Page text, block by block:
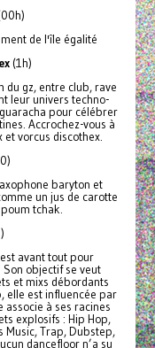
de l'île égalité
(1h)
du gz, entre club, rave
leur univers techno-
pour célébrer
Accrochez-vous à
vorcus discothex.
baryton et
un jus de carotte
tchak.
avant tout pour
objectif se veut
et mixs débordants
elle est influencée par
à ses racines
explosifs : Hip Hop,
Music, Trap, Dubstep,
dancefloor n’a su